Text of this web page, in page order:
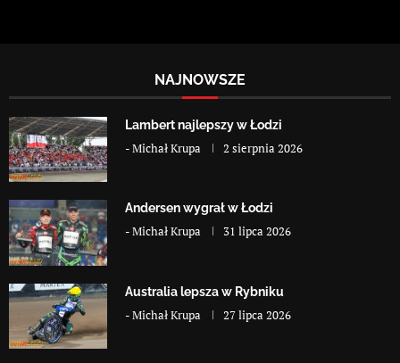
NAJNOWSZE
Lambert najlepszy w Łodzi
-Michał Krupa 2 sierpnia 2026
Andersen wygrał w Łodzi
-Michał Krupa 31 lipca 2026
Australia lepsza w Rybniku
-Michał Krupa 27 lipca 2026